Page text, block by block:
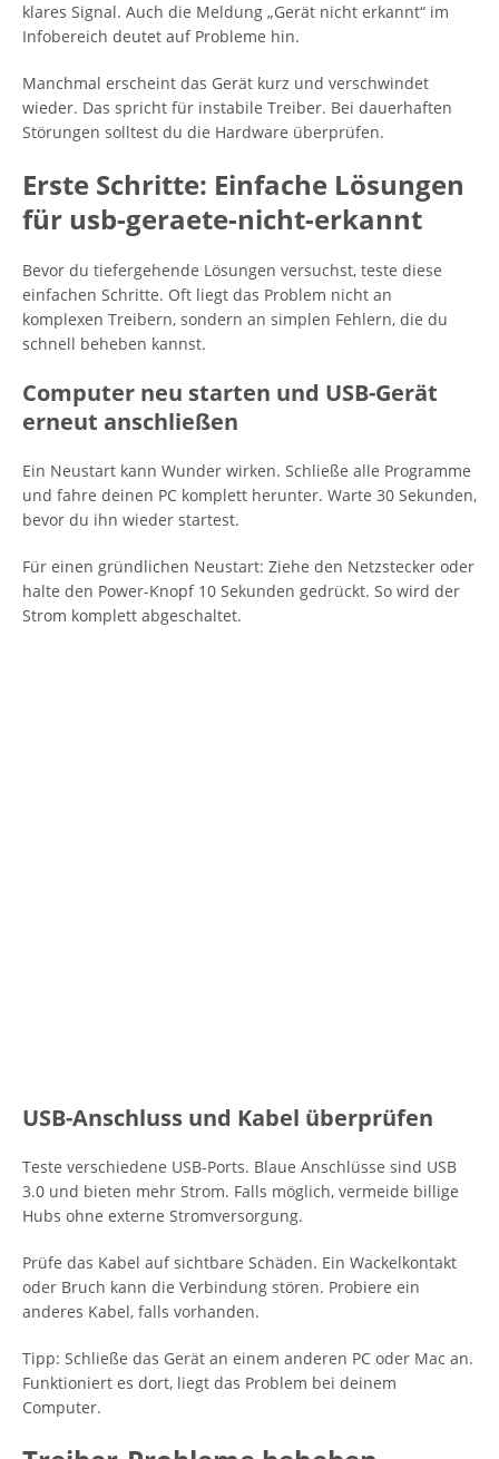
klares Signal. Auch die Meldung „Gerät nicht erkannt“ im
Infobereich deutet auf Probleme hin.
Manchmal erscheint das Gerät kurz und verschwindet
wieder. Das spricht für instabile Treiber. Bei dauerhaften
Störungen solltest du die Hardware überprüfen.
Erste Schritte: Einfache Lösungen
für usb-geraete-nicht-erkannt
Bevor du tiefergehende Lösungen versuchst, teste diese
einfachen Schritte. Oft liegt das Problem nicht an
komplexen Treibern, sondern an simplen Fehlern, die du
schnell beheben kannst.
Computer neu starten und USB-Gerät
erneut anschließen
Ein Neustart kann Wunder wirken. Schließe alle Programme
und fahre deinen PC komplett herunter. Warte 30 Sekunden,
bevor du ihn wieder startest.
Für einen gründlichen Neustart: Ziehe den Netzstecker oder
halte den Power-Knopf 10 Sekunden gedrückt. So wird der
Strom komplett abgeschaltet.
USB-Anschluss und Kabel überprüfen
Teste verschiedene USB-Ports. Blaue Anschlüsse sind USB
3.0 und bieten mehr Strom. Falls möglich, vermeide billige
Hubs ohne externe Stromversorgung.
Prüfe das Kabel auf sichtbare Schäden. Ein Wackelkontakt
oder Bruch kann die Verbindung stören. Probiere ein
anderes Kabel, falls vorhanden.
Tipp: Schließe das Gerät an einem anderen PC oder Mac an.
Funktioniert es dort, liegt das Problem bei deinem
Computer.